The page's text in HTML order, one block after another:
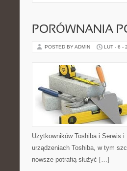
PORÓWNANIA
POSTED BY ADMIN LUT - 6 -
Użytkowników Toshiba i Serwis
urządzeniach Toshiba, w tym
nowsze potrafią służyć […]